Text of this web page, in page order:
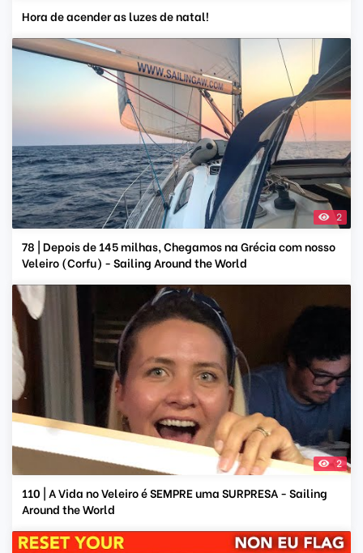
Hora de acender as luzes de natal!
2
78 | Depois de 145 milhas, Chegamos na Grécia com nosso
Veleiro (Corfu) - Sailing Around the World
2
110 | A Vida no Veleiro é SEMPRE uma SURPRESA - Sailing
Around the World